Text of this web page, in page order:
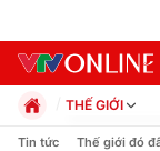
THẾ GIỚI
Chính trị
Tin tức Thế giới đó